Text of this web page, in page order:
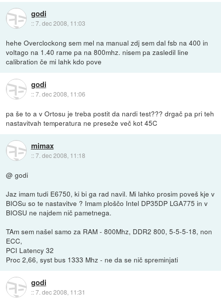
godi
::7. dec 2008, 11:03
hehe Overclockong sem mel na manual zdj sem dal fsb na 400 in
voltago na 1.40 rame pa na 800mhz. nisem pa zasledil line
calibration če mi lahk kdo pove
godi
::7. dec 2008, 11:06
pa še to a v Ortosu je treba postit da nardi test??? drgač pa pri teh
nastavitvah temperatura ne preseže več kot 45C
mimax
::7. dec 2008, 11:18
@ godi
Jaz imam tudi E6750, ki bi ga rad navil. Mi lahko prosim poveš kje v
BIOSu so te nastavitve ? Imam ploščo Intel DP35DP LGA775 in v
BIOSU ne najdem nič pametnega.
TAm sem našel samo za RAM - 800Mhz, DDR2 800, 5-5-5-18, non
ECC,
PCI Latency 32
Proc 2,66, syst bus 1333 Mhz - ne da se nič spreminjati
godi
::7. dec 2008, 11:31